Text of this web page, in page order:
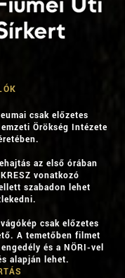
csak előzetes
Örökség Intézete
az első órában
vonatkozó
szabadon lehet
csak előzetes
A temetőben filmet
és a NÖRI-vel
alapján lehet.